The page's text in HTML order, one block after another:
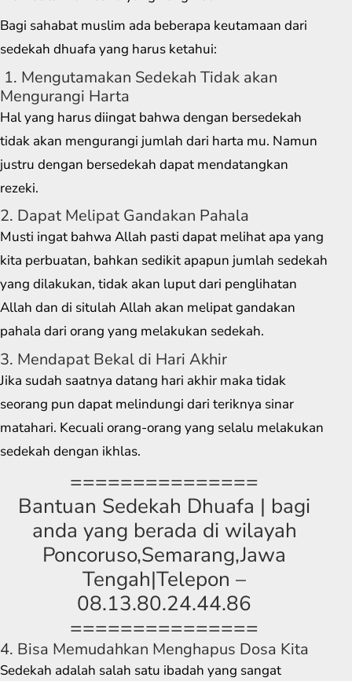
Bagi sahabat muslim ada beberapa keutamaan dari
sedekah dhuafa yang harus ketahui:
1. Mengutamakan Sedekah Tidak akan
Mengurangi Harta
Hal yang harus diingat bahwa dengan bersedekah
tidak akan mengurangi jumlah dari harta mu. Namun
justru dengan bersedekah dapat mendatangkan
rezeki.
2. Dapat Melipat Gandakan Pahala
Musti ingat bahwa Allah pasti dapat melihat apa yang
kita perbuatan, bahkan sedikit apapun jumlah sedekah
yang dilakukan, tidak akan luput dari penglihatan
Allah dan di situlah Allah akan melipat gandakan
pahala dari orang yang melakukan sedekah.
3. Mendapat Bekal di Hari Akhir
Jika sudah saatnya datang hari akhir maka tidak
seorang pun dapat melindungi dari teriknya sinar
matahari. Kecuali orang-orang yang selalu melakukan
sedekah dengan ikhlas.
===============
Bantuan Sedekah Dhuafa | bagi
anda yang berada di wilayah
Poncoruso,Semarang,Jawa
Tengah|Telepon –
08.13.80.24.44.86
===============
4. Bisa Memudahkan Menghapus Dosa Kita
Sedekah adalah salah satu ibadah yang sangat